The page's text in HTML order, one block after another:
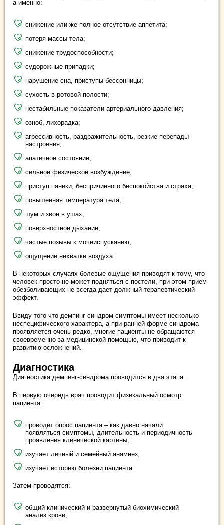
а именно:
снижение или же полное отсутствие аппетита;
потеря массы тела;
снижение трудоспособности;
судорожные припадки;
нарушение сна, приступы бессонницы;
сухость в ротовой полости;
нестабильные показатели артериального давления;
озноб, лихорадка;
агрессивность, раздражительность, резкие перепады
настроения;
апатичное состояние;
сильное физическое возбуждение;
приступ паники, беспричинного беспокойства и страха;
повышенная температура тела;
шум и звон в ушах;
поверхностное дыхание;
частые позывы к мочеиспусканию;
ощущение нехватки воздуха.
В некоторых случаях болевые ощущения приводят к тому, что
человек просто не может подняться с постели, при этом прием
обезболивающих не всегда дает должный терапевтический
эффект.
Ввиду того что демпинг-синдром симптомы имеет несколько
неспецифического характера, а при ранней форме синдрома
проявляется очень редко, многие пациенты не обращаются
своевременно за медицинской помощью, что приводит к
развитию осложнений.
Диагностика
Диагностика демпинг-синдрома проводится в два этапа.
В первую очередь врач проводит физикальный осмотр
пациента:
проводит опрос пациента – как давно начали
появляться симптомы, длительность и периодичность
проявления клинической картины;
изучает личный и семейный анамнез;
изучает историю болезни пациента.
Затем проводятся:
общий клинический и развернутый биохимический
анализ крови;